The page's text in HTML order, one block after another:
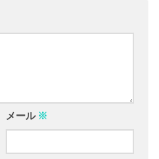
メール ※